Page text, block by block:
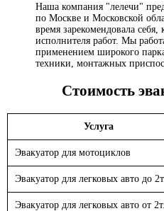
Наша компания "лелечи"
по Москве и Московской
время зарекомендовала себя,
исполнителя работ. Мы
применением широкого
техники, монтажных
Стоимость
Услуга
Эвакуатор для мотоциклов
Эвакуатор для легковых авто до 2т.
Эвакуатор для легковых авто от 2т.